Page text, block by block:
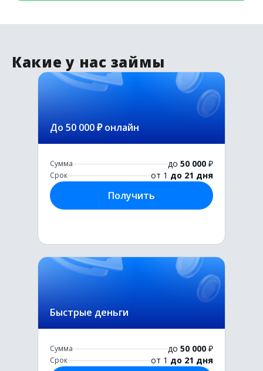
Какие у нас займы
До 50 000 ₽ онлайн
Сумма до 50 000 ₽
Срок от 1 до 21 дня
Получить
Быстрые деньги
Сумма до 50 000 ₽
Срок от 1 до 21 дня